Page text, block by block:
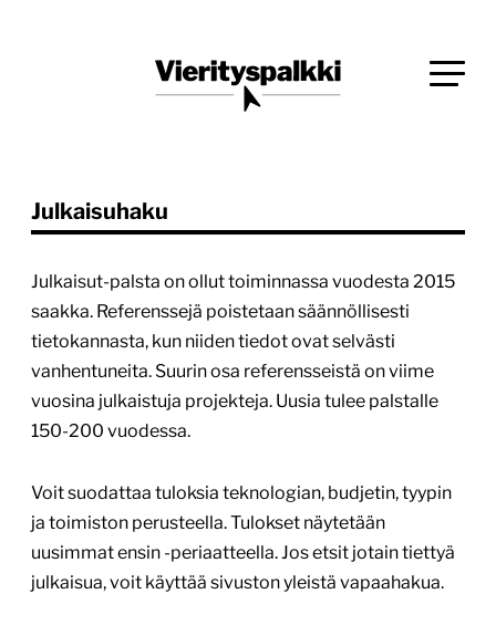
Vierityspalkki.fi
Julkaisuhaku
Julkaisut-palsta on ollut toiminnassa vuodesta 2015
saakka. Referenssejä poistetaan säännöllisesti
tietokannasta, kun niiden tiedot ovat selvästi
vanhentuneita. Suurin osa referensseistä on viime
vuosina julkaistuja projekteja. Uusia tulee palstalle
150-200 vuodessa.
Voit suodattaa tuloksia teknologian, budjetin, tyypin
ja toimiston perusteella. Tulokset näytetään
uusimmat ensin -periaatteella. Jos etsit jotain tiettyä
julkaisua, voit käyttää sivuston yleistä vapaahakua.